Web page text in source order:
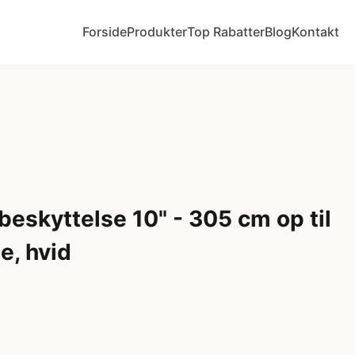
ForsideProdukterTop RabatterBlogKontakt
10" - 305 cm op til
hvid